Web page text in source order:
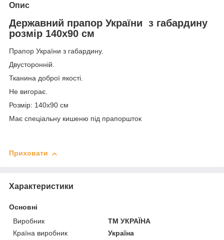
Опис
Державний прапор України з габардину
розмір 140х90 см
Прапор України з габардину.
Двусторонній.
Тканина доброї якості.
Не вигорає.
Розмір: 140х90 см
Має спеціальну кишеню під прапоршток
Приховати
Характеристики
Основні
Виробник
ТМ УКРАЇНА
Країна виробник
Україна